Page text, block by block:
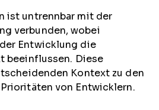
ist untrennbar mit der
verbunden, wobei
Entwicklung die
beeinflussen. Diese
Kontext zu den
von Entwicklern.